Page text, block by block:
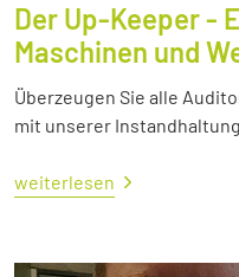
Der Up-Keeper -
Maschinen und
Überzeugen Sie alle
mit unserer
weiterlesen